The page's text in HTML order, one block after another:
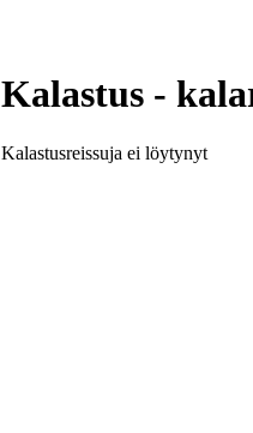
Kalastus -
Kalastusreissuja ei löytynyt